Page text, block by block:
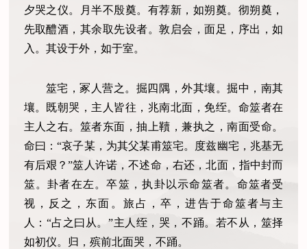
夕哭之仪。月半不殷奠。有荐新，如朔奠。彻朔奠，
先取醴酒，其余取先设者。敦启会，面足，序出，如
入。其设于外，如于室。
筮宅，冢人营之。掘四隅，外其壤。掘中，南其
壤。既朝哭，主人皆往，兆南北面，免绖。命筮者在
主人之右。筮者东面，抽上韇，兼执之，南面受命。
命曰：“哀子某，为其父某甫筮宅。度兹幽宅，兆基无
有后艰？”筮人许诺，不述命，右还，北面，指中封而
筮。卦者在左。卒筮，执卦以示命筮者。命筮者受
视，反之，东面。旅占，卒，进告于命筮者与主
人：“占之曰从。”主人绖，哭，不踊。若不从，筮择
如初仪。归，殡前北面哭，不踊。